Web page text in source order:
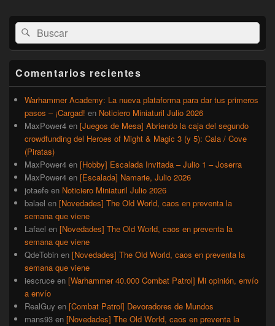
área
de
widget
lateral
primaria
Buscar
por:
Buscar
Comentarios recientes
Warhammer Academy: La nueva plataforma para dar tus primeros
pasos – ¡Cargad! en Noticiero Miniaturil Julio 2026
MaxPower4 en [Juegos de Mesa] Abriendo la caja del segundo
crowdfunding del Heroes of Might & Magic 3 (y 5): Cala / Cove
(Piratas)
MaxPower4 en [Hobby] Escalada Invitada – Julio 1 – Joserra
MaxPower4 en [Escalada] Namarie, Julio 2026
jotaefe en Noticiero Miniaturil Julio 2026
balael en [Novedades] The Old World, caos en preventa la
semana que viene
Lafael en [Novedades] The Old World, caos en preventa la
semana que viene
QdeTobin en [Novedades] The Old World, caos en preventa la
semana que viene
iescruce en [Warhammer 40.000 Combat Patrol] Mi opinión, envío
a envío
RealGuy en [Combat Patrol] Devoradores de Mundos
mans93 en [Novedades] The Old World, caos en preventa la